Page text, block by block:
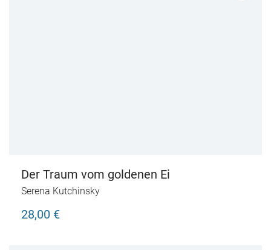
Der Traum vom goldenen Ei
Serena Kutchinsky
28,00 €